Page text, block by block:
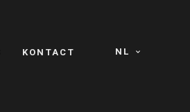
NL
KONTACT